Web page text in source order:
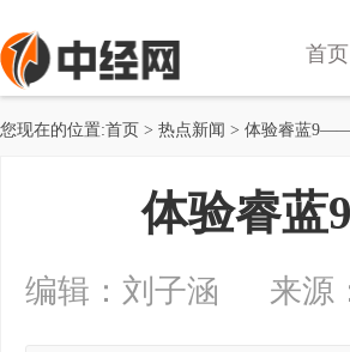
首页
您现在的位置:首页 > 热点新闻 > 体验睿蓝
体验睿
编辑：刘子涵 来源